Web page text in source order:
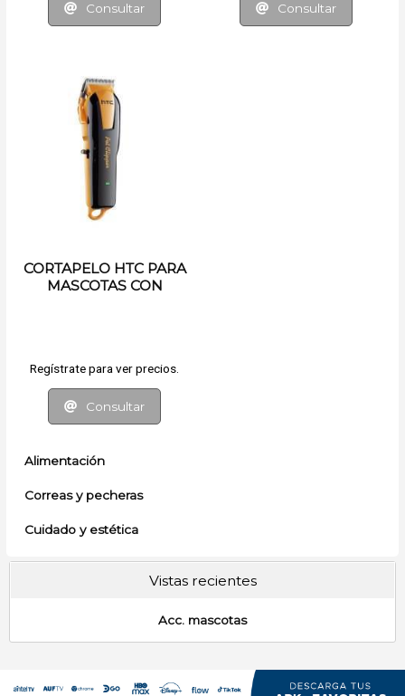
Alimentación
Correas y pecheras
Cuidado y estética
Consultar Consultar
CORTAPELO HTC PARA
MASCOTAS CON
Regístrate para ver precios.
Consultar
Vistas recientes
Acc. mascotas